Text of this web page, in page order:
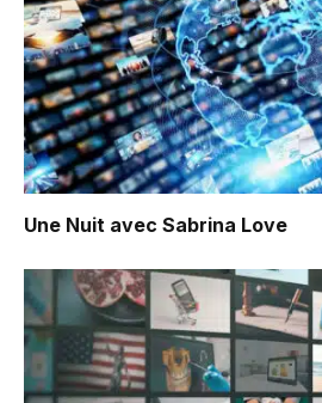
Une Nuit avec Sabrina Love